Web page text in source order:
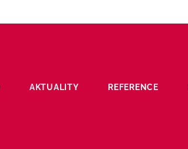
AKTUALITY REFERENCE